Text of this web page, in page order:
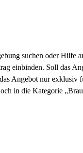
suchen oder Hilfe
einbinden. Soll das
Angebot nur exklusiv
in die Kategorie